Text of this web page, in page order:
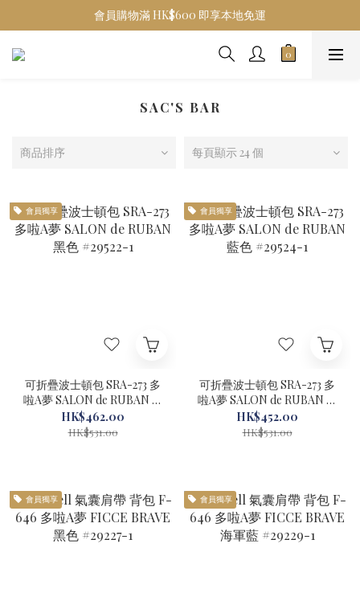
會員購物滿 HK$600 即享本地免運
SAC'S BAR
商品排序 每頁顯示 24 個
會員獨享
可折疊波士頓包 SRA-273 多
啦A夢 SALON de RUBAN 黑
色 #29522-1
HK$462.00
HK$531.00
會員獨享
可折疊波士頓包 SRA-273 多
啦A夢 SALON de RUBAN 藍
色 #29524-1
HK$452.00
HK$531.00
會員獨享 會員獨享